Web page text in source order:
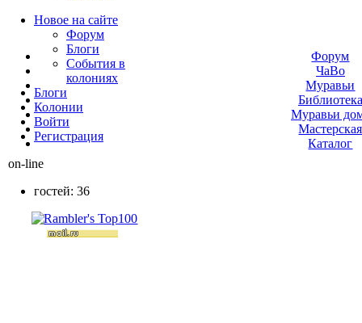
Новое на сайте
Форум
Блоги
События в
колониях
Блоги
Колонии
Войти
Peгиcтpaция
on-line
гостей: 36
Форум
ЧаВо
Муравьи
Библиотека
Муравьи
Мастерская
Каталог